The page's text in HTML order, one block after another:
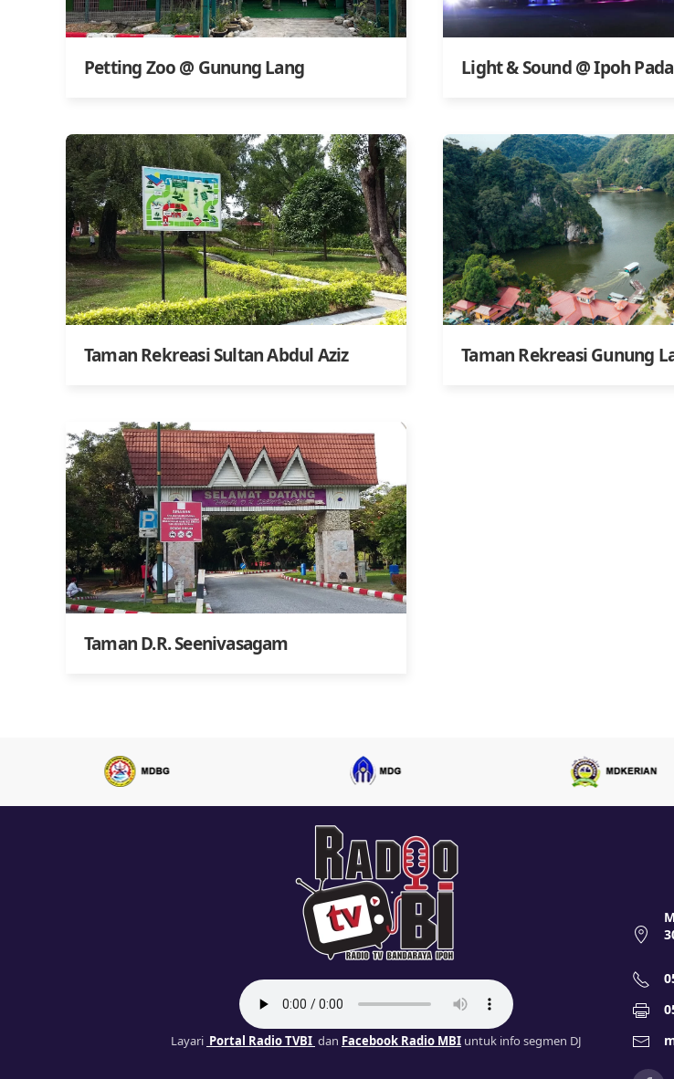
Petting Zoo @ Gunung Lang Light & Sound @ Ipoh
Taman Rekreasi Sultan Abdul Aziz Taman Rekreasi Gunung
Taman D.R. Seenivasagam
Layari Portal Radio TVBI dan Facebook Radio MBI untuk info segmen DJ